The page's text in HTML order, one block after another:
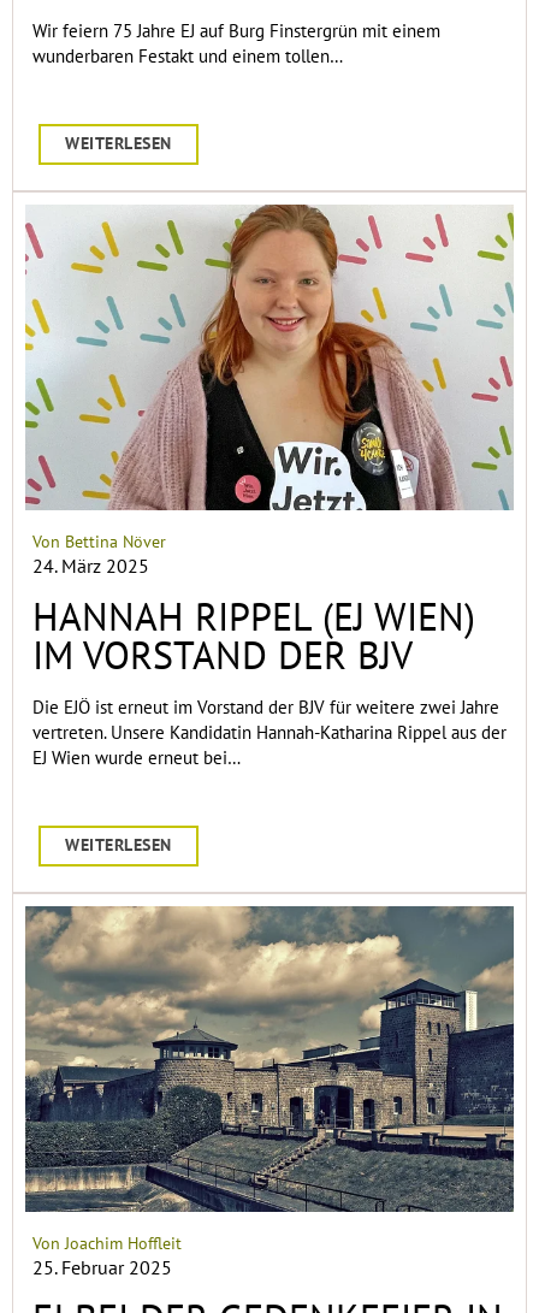
Wir feiern 75 Jahre EJ auf Burg Finstergrün mit einem
wunderbaren Festakt und einem tollen…
WEITERLESEN
Von Bettina Növer
24. März 2025
HANNAH RIPPEL (EJ WIEN)
IM VORSTAND DER BJV
Die EJÖ ist erneut im Vorstand der BJV für weitere zwei Jahre
vertreten. Unsere Kandidatin Hannah-Katharina Rippel aus der
EJ Wien wurde erneut bei…
WEITERLESEN
Von Joachim Hoffleit
25. Februar 2025